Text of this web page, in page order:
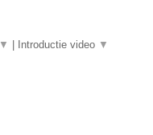
▼ Introductie video ▼